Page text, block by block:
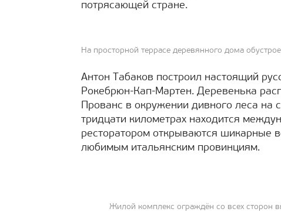
потрясающей стране.
На просторной террасе деревянного дома
Антон Табаков построил настоящий
Рокебрюн-Кап-Мартен. Деревенька
Прованс в окружении дивного леса на
тридцати километрах находится
ресторатором открываются шикарные
любимым итальянским провинциям.
Жилой комплекс ограждён со всех сторон